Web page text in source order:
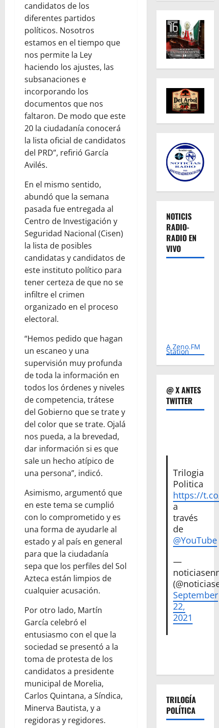
candidatos de los
diferentes partidos
políticos. Nosotros
estamos en el tiempo que
nos permite la Ley
haciendo los ajustes, las
subsanaciones e
incorporando los
documentos que nos
faltaron. De modo que este
20 la ciudadanía conocerá
la lista oficial de candidatos
del PRD”, refirió García
Avilés.
En el mismo sentido,
abundó que la semana
pasada fue entregada al
Centro de Investigación y
Seguridad Nacional (Cisen)
la lista de posibles
candidatas y candidatos de
este instituto político para
tener certeza de que no se
infiltre el crimen
organizado en el proceso
electoral.
“Hemos pedido que hagan
un escaneo y una
supervisión muy profunda
de toda la información en
todos los órdenes y niveles
de competencia, trátese
del Gobierno que se trate y
del color que se trate. Ojalá
nos pueda, a la brevedad,
dar información si es que
sale un hecho atípico de
una persona”, indicó.
Asimismo, argumentó que
en este tema se cumplió
con lo comprometido y es
una forma de ayudarle al
estado y al país en general
para que la ciudadanía
sepa que los perfiles del Sol
Azteca están limpios de
cualquier acusación.
Por otro lado, Martín
García celebró el
entusiasmo con el que la
sociedad se presentó a la
toma de protesta de los
candidatos a presidente
municipal de Morelia,
Carlos Quintana, a Síndica,
Minerva Bautista, y a
regidoras y regidores.
NOTICIS
RADIO-
RADIO EN
VIVO
A Zeno.FM
Station
@ X ANTES
TWITTER
Trilogia
Politica
https://
a
través
de
@YouTube
—
September
22,
2021
TRILOGÍA
POLÍTICA